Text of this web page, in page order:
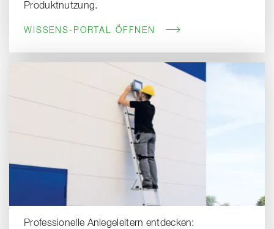
Produktnutzung.
WISSENS-PORTAL ÖFFNEN
Professionelle Anlegeleitern entdecken: